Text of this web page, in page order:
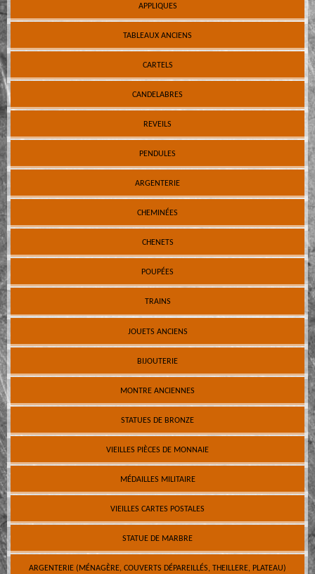
APPLIQUES
TABLEAUX ANCIENS
CARTELS
CANDELABRES
REVEILS
PENDULES
ARGENTERIE
CHEMINÉES
CHENETS
POUPÉES
TRAINS
JOUETS ANCIENS
BIJOUTERIE
MONTRE ANCIENNES
STATUES DE BRONZE
VIEILLES PIÈCES DE MONNAIE
MÉDAILLES MILITAIRE
VIEILLES CARTES POSTALES
STATUE DE MARBRE
ARGENTERIE (MÉNAGÈRE, COUVERTS DÉPAREILLÉS, THEILLERE, PLATEAU)